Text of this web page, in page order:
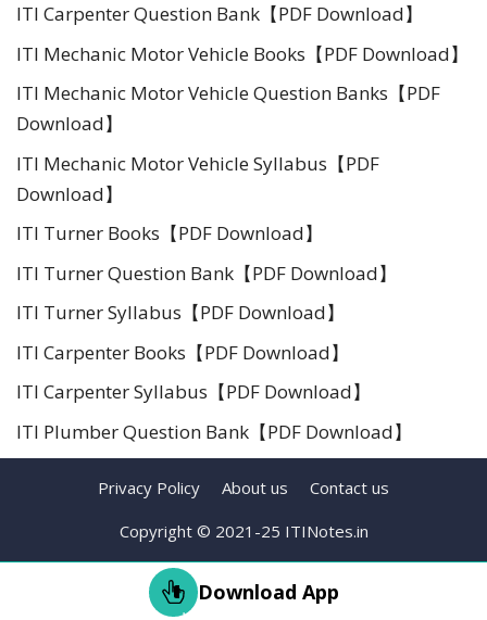
ITI Carpenter Question Bank【PDF Download】
ITI Mechanic Motor Vehicle Books【PDF Download】
ITI Mechanic Motor Vehicle Question Banks【PDF
Download】
ITI Mechanic Motor Vehicle Syllabus【PDF
Download】
ITI Turner Books【PDF Download】
ITI Turner Question Bank【PDF Download】
ITI Turner Syllabus【PDF Download】
ITI Carpenter Books【PDF Download】
ITI Carpenter Syllabus【PDF Download】
ITI Plumber Question Bank【PDF Download】
Privacy Policy About us
Contact us
Copyright © 2021-25 ITINotes.in
Download App